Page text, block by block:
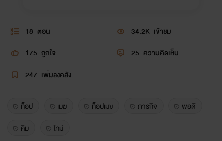
18 ตอน 34.2K เข้าชม
175 ถูกใจ 25 ความคิดเห็น
247 เพิ่มลงคลัง
ท็อป เมฆ ท็อปเมฆ ภารกิจ
พอดี
คิม
ไทม์